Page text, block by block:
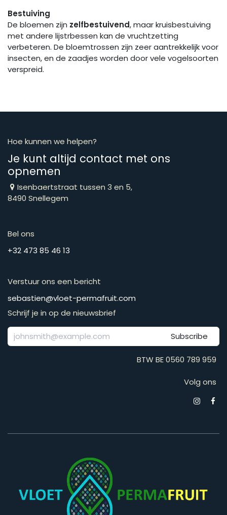
Bestuiving
De bloemen zijn zelfbestuivend, maar kruisbestuiving
met andere lijstrbessen kan de vruchtzetting
verbeteren. De bloemtrossen zijn zeer aantrekkelijk voor
insecten, en de zaadjes worden door vele vogelsoorten
verspreid.
Hoe kunnen we helpen?
Je kunt altijd contact met ons
opnemen
Isenbaertstraat tussen 3 en 5,
8490 Snellegem
Bel ons
​​​​​​​​​​​​​​​​​​​​​​​+​3​2​ ​4​7​3​ ​8​5​ ​4​6​ ​1​3
Verstuur ons een bericht
​​​​​​​​​​​​​​​​​​​​​​​​​​​​s​e​b​a​s​t​i​e​n​@​v​l​o​e​t​-​p​e​r​m​a​f​r​u​it​.​c​o​m
Schrijf je in op de nieuwsbrief
Subscribe
BTW BE 0560 789 959
Volg ons